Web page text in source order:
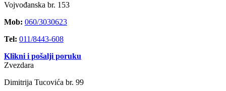
Vojvođanska br. 153
Mob: 060/3030623
Tel: 011/8443-608
Klikni i pošalji poruku
Zvezdara
Dimitrija Tucovića br. 99